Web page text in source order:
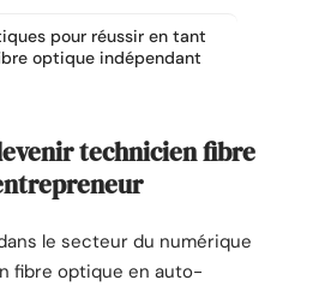
pour réussir en tant
optique indépendant
technicien fibre
le secteur du numérique
fibre optique en auto-